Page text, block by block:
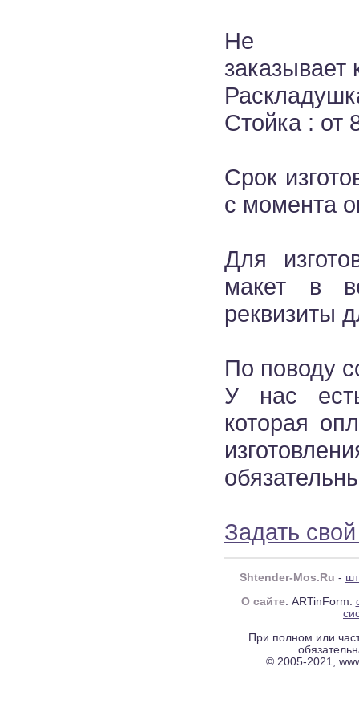
Не
заказывает
Стойка : от
Срок
с момента
Для
макет в
реквизиты
По поводу
У нас
которая
Задать
Shtender-Mos.Ru -
О сайте: ARTinForm:
При полном или
© 2005-2021,